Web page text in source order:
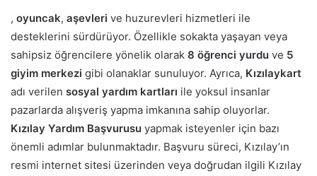
, oyuncak, aşevleri ve huzurevleri hizmetleri ile
desteklerini sürdürüyor. Özellikle sokakta yaşayan veya
sahipsiz öğrencilere yönelik olarak 8 öğrenci yurdu ve 5
giyim merkezi gibi olanaklar sunuluyor. Ayrıca, Kızılaykart
adı verilen sosyal yardım kartları ile yoksul insanlar
pazarlarda alışveriş yapma imkanına sahip oluyorlar.
Kızılay Yardım Başvurusu yapmak isteyenler için bazı
önemli adımlar bulunmaktadır. Başvuru süreci, Kızılay’ın
resmi internet sitesi üzerinden veya doğrudan ilgili Kızılay